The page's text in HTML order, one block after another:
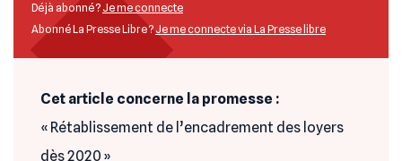
Déjà abonné ? Je me connecte
Abonné La Presse Libre ?Je me connecte via La Presse libre
Cet article concerne la promesse :
« Rétablissement de l’encadrement des loyers
dès 2020 »